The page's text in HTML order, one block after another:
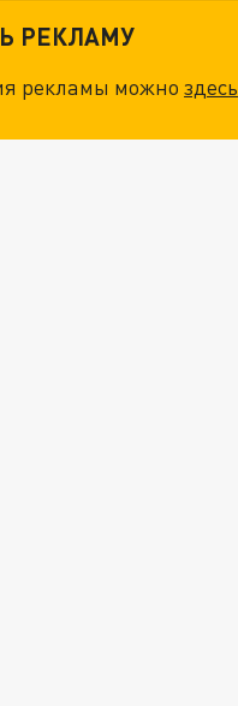
РЕКЛАМУ
рекламы можноздесь